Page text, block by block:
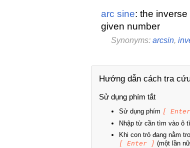
arc sine: the
given number
Synonyms: arcsin,
Hướng dẫn cách tra
Sử dụng phím tắt
Sử dụng phím [
Nhập từ cần tìm vào ô
Khi con trỏ đang nằm
[ Enter ] (một lần